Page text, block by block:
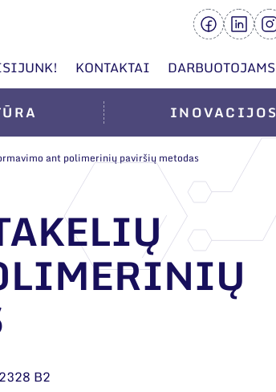
KONTAKTAI DARBUOTOJAMS
INOVACIJOS
ant polimerinių paviršių metodas
B2